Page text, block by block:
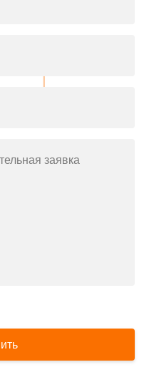
заявка